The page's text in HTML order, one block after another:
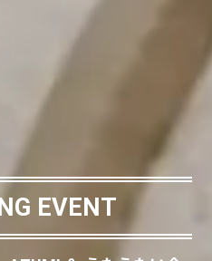
EVENT